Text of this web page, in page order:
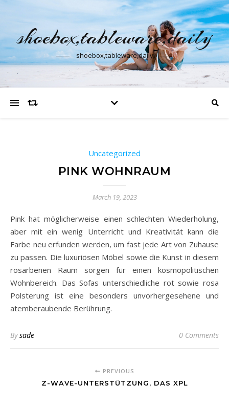
shoebox,tableware,daily
shoebox,tableware,daily
Uncategorized
PINK WOHNRAUM
March 19, 2023
Pink hat möglicherweise einen schlechten Wiederholung,
aber mit ein wenig Unterricht und Kreativität kann die
Farbe neu erfunden werden, um fast jede Art von Zuhause
zu passen. Die luxuriösen Möbel sowie die Kunst in diesem
rosarbenen Raum sorgen für einen kosmopolitischen
Wohnbereich. Das Sofas unterschiedliche rot sowie rosa
Polsterung ist eine besonders unvorhergesehene und
atemberaubende Berührung.
Bysade 0 Comments
PREVIOUS
Z-WAVE-UNTERSTÜTZUNG, DAS XPL